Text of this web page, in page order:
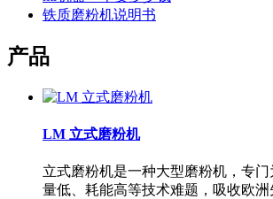
铁质磨粉机说明书
产品
LM 立式磨粉机
立式磨粉机是一种大型磨粉机，专
量低、耗能高等技术难题，吸收欧